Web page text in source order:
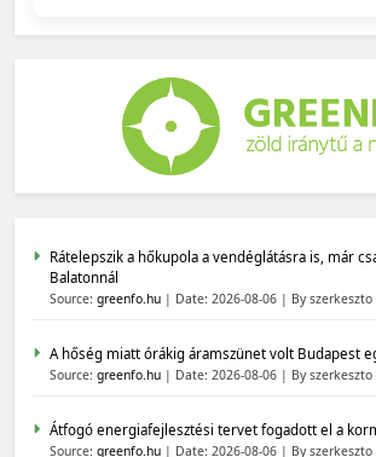
Rátelepszik a hőkupola a vendéglátásra is, már
Balatonnál
Source: greenfo.hu Date: 2026-08-06 By szerkeszto
A hőség miatt órákig áramszünet volt Budapest
Source: greenfo.hu Date: 2026-08-06 By szerkeszto
Átfogó energiafejlesztési tervet fogadott el a
Source: greenfo.hu Date: 2026-08-06 By szerkeszto